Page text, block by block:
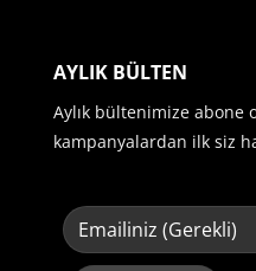
AYLIK BÜLTEN
Aylık bültenimize
kampanyalardan ilk siz